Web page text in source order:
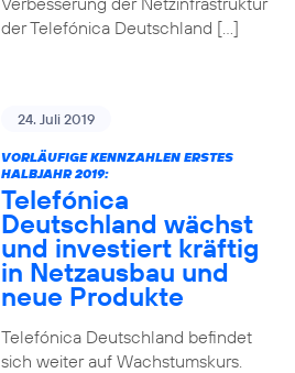
der Telefónica Deutschland […]
24. Juli 2019
VORLÄUFIGE KENNZAHLEN ERSTES
HALBJAHR 2019:
Telefónica
Deutschland wächst
und investiert kräftig
in Netzausbau und
neue Produkte
Telefónica Deutschland befindet
sich weiter auf Wachstumskurs.